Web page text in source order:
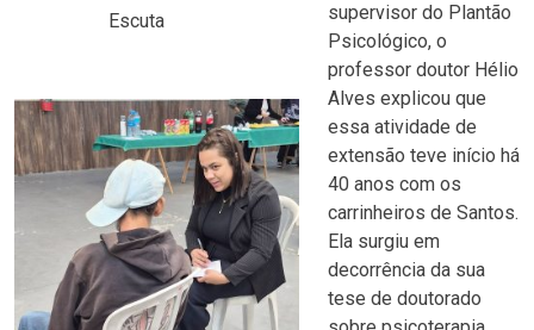
Escuta
supervisor do Plantão
Psicológico, o
professor doutor Hélio
Alves explicou que
essa atividade de
extensão teve início há
40 anos com os
carrinheiros de Santos.
Ela surgiu em
decorrência da sua
tese de doutorado